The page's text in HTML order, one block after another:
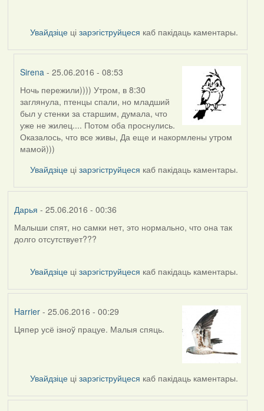
Увайдзіце цізарэгіструйцеся каб пакідаць каментары.
Sirena - 25.06.2016 - 08:53
In
reply
to
by
Жанна
(госць)
Ночь пережили)))) Утром, в 8:30
заглянула, птенцы спали, но младший
был у стенки за старшим, думала, что
уже не жилец.... Потом оба проснулись.
Оказалось, что все живы, Да еще и накормлены утром
мамой)))
Увайдзіце цізарэгіструйцеся каб пакідаць каментары.
Дарья - 25.06.2016 - 00:36
Малыши спят, но самки нет, это нормально, что она так
долго отсутствует???
Увайдзіце цізарэгіструйцеся каб пакідаць каментары.
Harrier- 25.06.2016 - 00:29
Цяпер усё ізноў працуе. Малыя спяць.
Увайдзіце цізарэгіструйцеся каб пакідаць каментары.